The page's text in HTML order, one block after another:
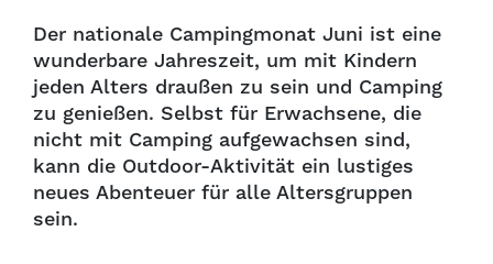
Der nationale Campingmonat Juni ist eine
wunderbare Jahreszeit, um mit Kindern
jeden Alters draußen zu sein und Camping
zu genießen. Selbst für Erwachsene, die
nicht mit Camping aufgewachsen sind,
kann die Outdoor-Aktivität ein lustiges
neues Abenteuer für alle Altersgruppen
sein.